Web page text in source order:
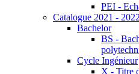
PEI -
Catalogue 2021 - 2022
Bachelor
BS -
Cycle Ingénieur
X - Titre